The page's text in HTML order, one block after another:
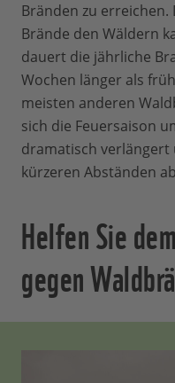
Bränden zu erreichen.
Brände den Wäldern
dauert die jährliche
Wochen länger als
meisten anderen
sich die Feuersaison
dramatisch verlängert
kürzeren Abständen
Helfen Sie
gegen